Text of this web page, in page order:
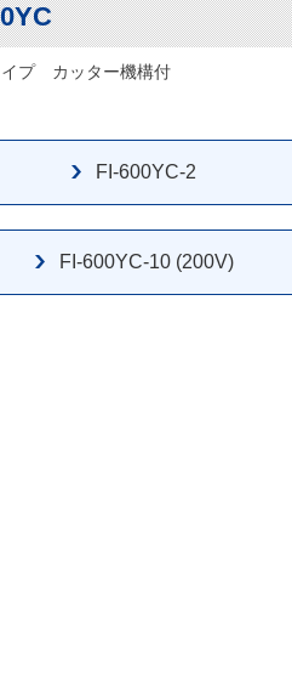
イプ カッター機構付
FI-600YC-2
FI-600YC-10 (200V)